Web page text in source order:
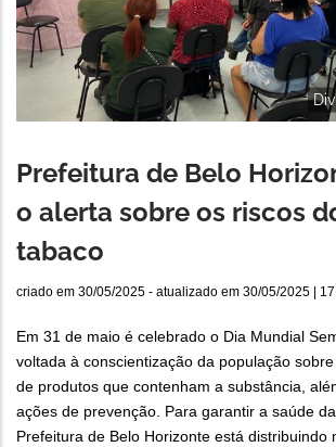
Prefeitura de Belo
o alerta sobre os riscos
tabaco
criado em 30/05/2025 - atualizado em 30/05/2025 |
Em 31 de maio é celebrado o Dia Mundial
voltada à conscientização da população
de produtos que contenham a substância,
ações de prevenção. Para garantir a saúde
Prefeitura de Belo Horizonte está distribuindo